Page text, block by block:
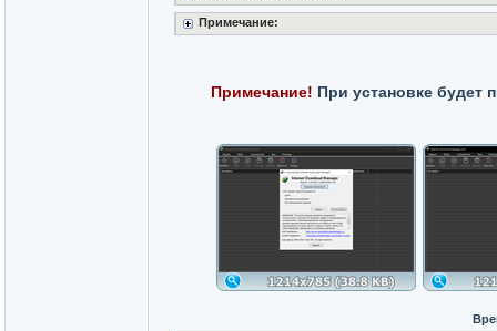
Примечание:
Примечание! При установке будет